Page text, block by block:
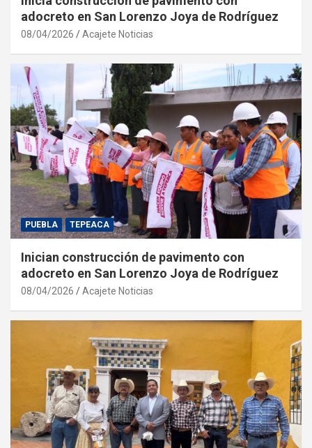
adocreto en San Lorenzo Joya de Rodríguez
08/04/2026 Acajete Noticias
PUEBLA TEPEACA
Inician construcción de pavimento con
adocreto en San Lorenzo Joya de Rodríguez
08/04/2026 Acajete Noticias